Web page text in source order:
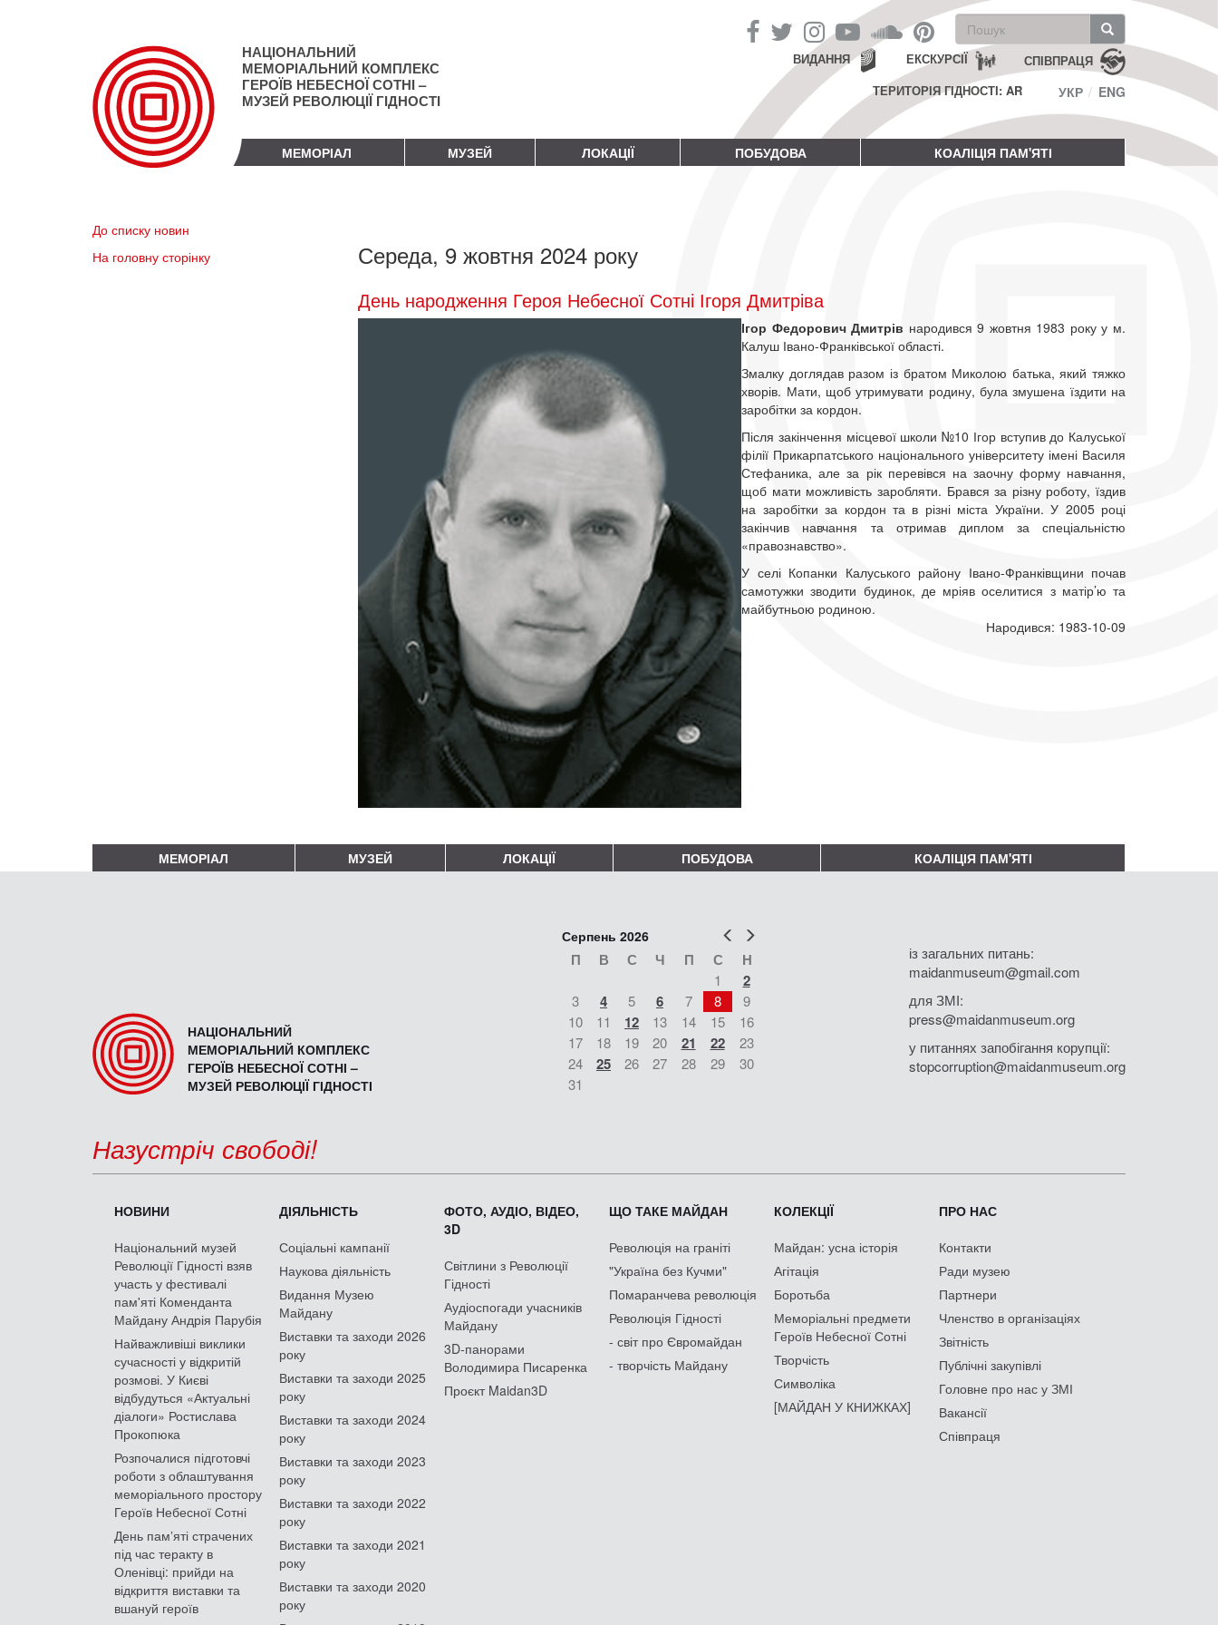
НАЦІОНАЛЬНИЙ
МЕМОРІАЛЬНИЙ КОМПЛЕКС
ГЕРОЇВ НЕБЕСНОЇ СОТНІ –
МУЗЕЙ РЕВОЛЮЦІЇ ГІДНОСТІ
Пошукова
форма
Пошук СПІВПРАЦЯ
ЕКСКУРСІЇ
ВИДАННЯ
ТЕРИТОРІЯ ГІДНОСТІ: AR
УКР ENG
МЕМОРІАЛ МУЗЕЙ ЛОКАЦІЇ ПОБУДОВА КОАЛІЦІЯ ПАМ'ЯТІ
До списку новин
На головну сторінку
Середа, 9 жовтня 2024 року
День народження Героя Небесної Сотні Ігоря Дмитріва
Ігор Федорович Дмитрів народився 9 жовтня 1983 року у м.
Калуш Івано-Франківської області.
Змалку доглядав разом із братом Миколою батька, який тяжко
хворів. Мати, щоб утримувати родину, була змушена їздити на
заробітки за кордон.
Після закінчення місцевої школи №10 Ігор вступив до Калуської
філії Прикарпатського національного університету імені Василя
Стефаника, але за рік перевівся на заочну форму навчання,
щоб мати можливість заробляти. Брався за різну роботу, їздив
на заробітки за кордон та в різні міста України. У 2005 році
закінчив навчання та отримав диплом за спеціальністю
«правознавство».
У селі Копанки Калуського району Івано-Франківщини почав
самотужки зводити будинок, де мріяв оселитися з матір’ю та
майбутньою родиною.
Народився: 1983-10-09
МЕМОРІАЛ МУЗЕЙ ЛОКАЦІЇ ПОБУДОВА КОАЛІЦІЯ ПАМ'ЯТІ
НАЦІОНАЛЬНИЙ
МЕМОРІАЛЬНИЙ КОМПЛЕКС
ГЕРОЇВ НЕБЕСНОЇ СОТНІ –
МУЗЕЙ РЕВОЛЮЦІЇ ГІДНОСТІ
Попер
Серпень 2026
П В С Ч П С Н
1 2
3 4 5 6 7 8
9
10
11 12 13 14 15
16
17
18 19 20 21 22
23
24
25 26 27 28 29
30
31
із загальних питань:
maidanmuseum@gmail.com
для ЗМІ:
press@maidanmuseum.org
у питаннях запобігання корупції:
stopcorruption@maidanmuseum.org
Назустріч свободі!
НОВИНИ
Національний музей
Революції Гідності взяв
участь у фестивалі
пам'яті Коменданта
Майдану Андрія Парубія
Найважливіші виклики
сучасності у відкритій
розмові. У Києві
відбудуться «Актуальні
діалоги» Ростислава
Прокопюка
Розпочалися підготовчі
роботи з облаштування
меморіального простору
Героїв Небесної Сотні
День памʼяті страчених
під час теракту в
Оленівці: прийди на
відкриття виставки та
вшануй героїв
ДІЯЛЬНІСТЬ
Соціальні кампанії
Наукова діяльність
Видання Музею
Майдану
Виставки та заходи 2026
року
Виставки та заходи 2025
року
Виставки та заходи 2024
року
Виставки та заходи 2023
року
Виставки та заходи 2022
року
Виставки та заходи 2021
року
Виставки та заходи 2020
року
ФОТО, АУДІО, ВІДЕО,
3D
Світлини з Революції
Гідності
Аудіоспогади учасників
Майдану
3D-панорами
Володимира Писаренка
Проєкт Maidan3D
ЩО ТАКЕ МАЙДАН
Революція на граніті
"Україна без Кучми"
Помаранчева революція
Революція Гідності
- світ про Євромайдан
- творчість Майдану
КОЛЕКЦІЇ
Майдан: усна історія
Агітація
Боротьба
Меморіальні предмети
Героїв Небесної Сотні
Творчість
Символіка
[МАЙДАН У КНИЖКАХ]
ПРО НАС
Контакти
Ради музею
Партнери
Членство в організаціях
Звітність
Публічні закупівлі
Головне про нас у ЗМІ
Вакансії
Співпраця